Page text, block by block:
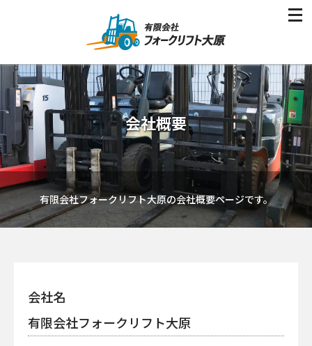
会社概要
有限会社フォークリフト大原の会社概要ページです。
会社名
有限会社フォークリフト大原